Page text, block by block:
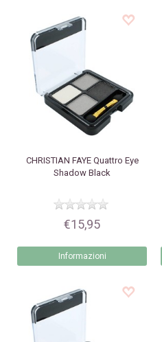
CHRISTIAN FAYEQuattro Eye
Shadow Black
€15,95
Informazioni